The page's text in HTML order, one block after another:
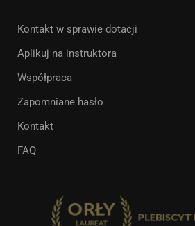
Kontakt w sprawie dotacji
Aplikuj na instruktora
Współpraca
Zapomniane hasło
Kontakt
FAQ